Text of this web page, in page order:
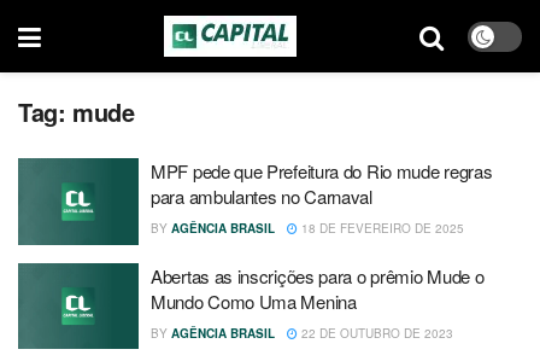
Tag: mude
MPF pede que Prefeitura do Rio mude regras
para ambulantes no Carnaval
BY AGÊNCIA BRASIL 18 DE FEVEREIRO DE 2025
Abertas as inscrições para o prêmio Mude o
Mundo Como Uma Menina
BY AGÊNCIA BRASIL 22 DE OUTUBRO DE 2023